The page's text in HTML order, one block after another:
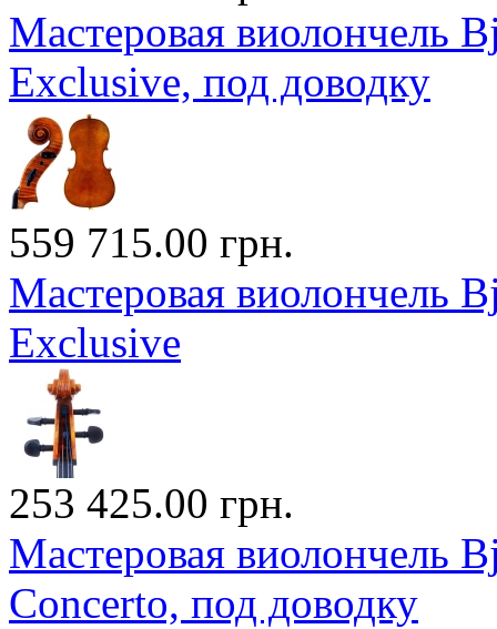
Мастеровая виолончель
Exclusive, под доводку
559 715.00 грн.
Мастеровая виолончель
Exclusive
253 425.00 грн.
Мастеровая виолончель
Concerto, под доводку